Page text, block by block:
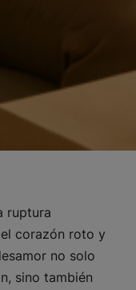
ruptura
corazón roto y
no solo
sino también